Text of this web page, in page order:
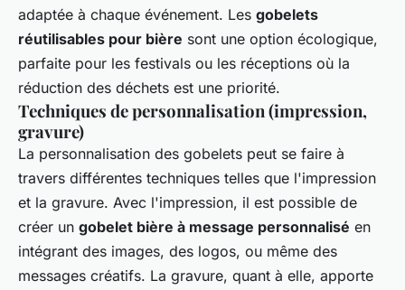
adaptée à chaque événement. Les gobelets
réutilisables pour bière sont une option écologique,
parfaite pour les festivals ou les réceptions où la
réduction des déchets est une priorité.
Techniques de personnalisation (impression,
gravure)
La personnalisation des gobelets peut se faire à
travers différentes techniques telles que l'impression
et la gravure. Avec l'impression, il est possible de
créer un gobelet bière à message personnalisé en
intégrant des images, des logos, ou même des
messages créatifs. La gravure, quant à elle, apporte